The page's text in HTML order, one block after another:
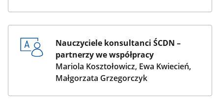
Nauczyciele konsultanci ŚCDN –
partnerzy we współpracy
Mariola Kosztołowicz, Ewa Kwiecień,
Małgorzata Grzegorczyk